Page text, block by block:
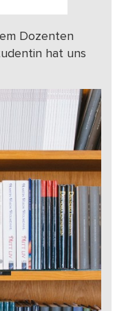
Dozenten
hat uns